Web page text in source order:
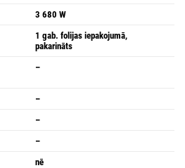
3 680 W
1 gab. folijas iepakojumā,
pakarināts
–
–
–
–
nē